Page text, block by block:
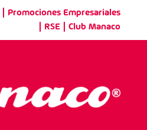
Promociones Empresariales
RSE |Club Manaco